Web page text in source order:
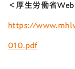
＜厚生労働省
https://
010.pdf